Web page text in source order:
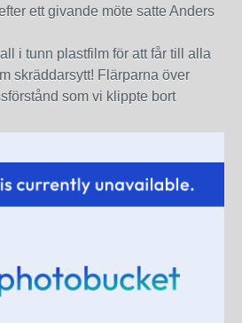
ett givande möte satte Anders
i tunn plastfilm för att får till alla
skräddarsytt! Flärparna över
som vi klippte bort